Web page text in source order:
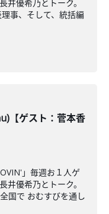
井優希乃とトーク。
事、そして、統括編
【ゲスト：菅本香
」毎週お１人ゲ
井優希乃とトーク。
国で おむすびを通し